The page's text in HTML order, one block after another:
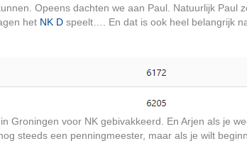
Opeens dachten we aan Paul. Natuurlijk Paul
het NK D speelt…. En dat is ook heel belangrijk
Groningen voor NK gebivakkeerd. En Arjen als je
steeds een penningmeester, maar als je wilt